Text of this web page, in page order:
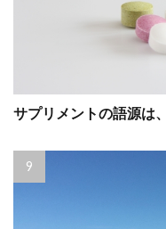
サプリメントの語源は